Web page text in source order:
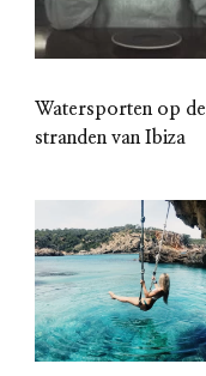
Watersporten op de
stranden van Ibiza